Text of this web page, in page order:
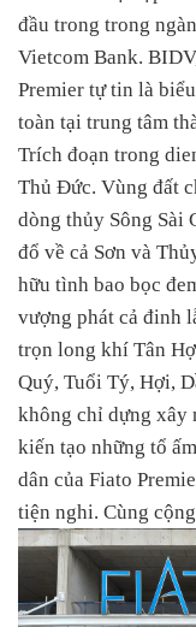
đầu trong trong
Vietcom Bank.
Premier tự tin là
toàn tại trung tâm
Trích đoạn trong
Thủ Đức. Vùng đất
dòng thủy Sông Sài
đổ về cả Sơn và
hữu tình bao bọc
vượng phát cả đinh
trọn long khí Tân
Quý, Tuổi Tý, Hợi,
không chỉ dựng xây
kiến tạo những tổ
dân của Fiato
tiện nghi. Cùng